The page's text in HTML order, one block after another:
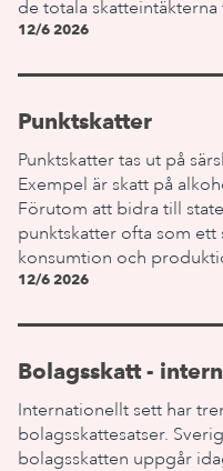
de totala
12/6 2026
Punktskatter
Punktskatter tas ut på
Exempel är skatt på
Förutom att bidra till
punktskatter ofta som
konsumtion och
12/6 2026
Bolagsskatt -
Internationellt sett har
bolagsskattesatser.
bolagsskatten uppgår